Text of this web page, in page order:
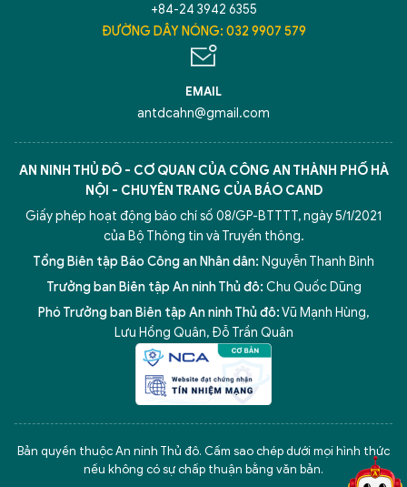
+84-24 3942 6355
ĐƯỜNG DÂY NÓNG: 032 9907 579
EMAIL
antdcahn@gmail.com
AN NINH THỦ ĐÔ - CƠ QUAN CỦA CÔNG AN THÀNH PHỐ HÀ
NỘI - CHUYÊN TRANG CỦA BÁO CAND
Giấy phép hoạt động báo chí số 08/GP-BTTTT, ngày 5/1/2021
của Bộ Thông tin và Truyền thông.
Tổng Biên tập Báo Công an Nhân dân: Nguyễn Thanh Bình
Trưởng ban Biên tập An ninh Thủ đô: Chu Quốc Dũng
Phó Trưởng ban Biên tập An ninh Thủ đô:Vũ Mạnh Hùng,
Lưu Hồng Quân, Đỗ Trần Quân
Bản quyền thuộc An ninh Thủ đô. Cấm sao chép dưới mọi hình thức
nếu không có sự chấp thuận bằng văn bản.
5 điểm nghẽn của Hà Nội giải pháp xử lý điểm nghẽn của